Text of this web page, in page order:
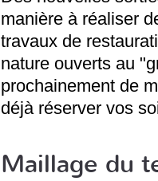
manière à réaliser
travaux de
nature ouverts au
prochainement de
déjà réserver vos
Maillage du